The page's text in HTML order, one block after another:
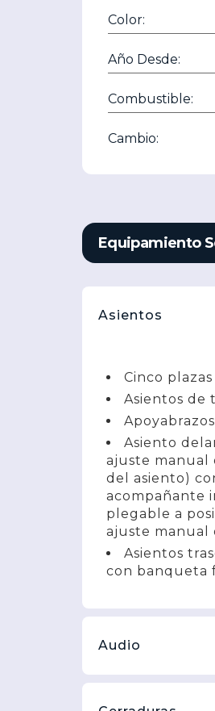
Color:
Año Desde:
Combustible:
Cambio:
Equipamiento
Asientos
Cinco plazas
Asientos de
Asiento
ajuste manual
del asiento)
acompañante
plegable a
ajuste manual
Asientos
con banqueta
Audio